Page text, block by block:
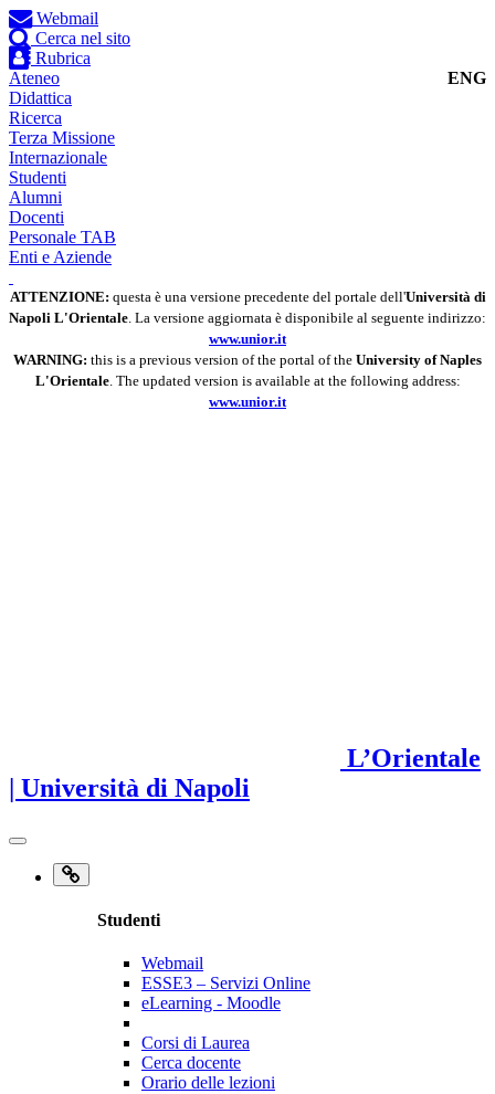
Webmail
Cerca nel sito
Rubrica
ENG
Ateneo
Didattica
Ricerca
Terza Missione
Internazionale
Studenti
Alumni
Docenti
Personale TAB
Enti e Aziende
ATTENZIONE: questa è una versione precedente del portale dell'Università di
Napoli L'Orientale. La versione aggiornata è disponibile al seguente indirizzo:
www.unior.it
WARNING: this is a previous version of the portal of the University of Naples
L'Orientale. The updated version is available at the following address:
www.unior.it
L’Orientale
| Università di Napoli
Studenti
Webmail
ESSE3 – Servizi Online
eLearning - Moodle
Corsi di Laurea
Cerca docente
Orario delle lezioni